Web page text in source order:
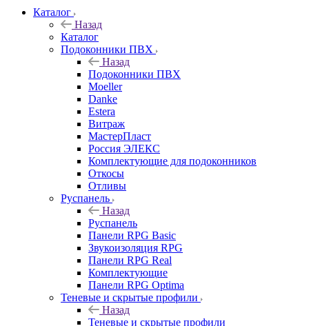
Каталог
Назад
Каталог
Подоконники ПВХ
Назад
Подоконники ПВХ
Moeller
Danke
Estera
Витраж
МастерПласт
Россия ЭЛЕКС
Комплектующие для подоконников
Откосы
Отливы
Руспанель
Назад
Руспанель
Панели RPG Basic
Звукоизоляция RPG
Панели RPG Real
Комплектующие
Панели RPG Optima
Теневые и скрытые профили
Назад
Теневые и скрытые профили